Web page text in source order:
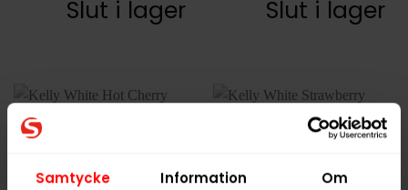
Samtycke Information Om
Slut i lager Slut i lager